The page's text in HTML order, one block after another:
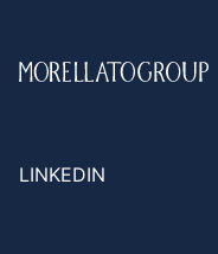
LINKEDIN